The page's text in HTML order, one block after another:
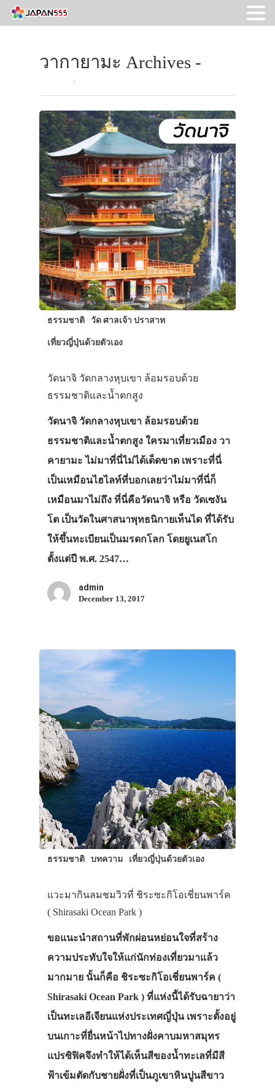
วากายามะ Archives -
ธรรมชาติ วัด ศาลเจ้า ปราสาท
เที่ยวญี่ปุ่นด้วยตัวเอง
วัดนาจิ วัดกลางหุบเขา ล้อมรอบด้วย
ธรรมชาติและน้ำตกสูง
วัดนาจิ วัดกลางหุบเขา ล้อมรอบด้วย
ธรรมชาติและน้ำตกสูง ใครมาเที่ยวเมือง วา
คายามะ ไม่มาที่นี่ไม่ได้เด็ดขาด เพราะที่นี่
เป็นเหมือนไฮไลท์ที่บอกเลยว่าไม่มาที่นี่ก็
เหมือนมาไม่ถึง ที่นี่คือวัดนาจิ หรือ วัดเซงัน
โต เป็นวัดในศาสนาพุทธนิกายเท็นได ที่ได้รับ
ให้ขึ้นทะเบียนเป็นมรดกโลก โดยยูเนสโก
ตั้งแต่ปี พ.ศ. 2547…
admin
December 13, 2017
ธรรมชาติ บทความ เที่ยวญี่ปุ่นด้วยตัวเอง
แวะมากินลมชมวิวที่ ชิระซะกิโอเชี่ยนพาร์ค
( Shirasaki Ocean Park )
ขอแนะนำสถานที่พักผ่อนหย่อนใจที่สร้าง
ความประทับใจให้แก่นักท่องเที่ยวมาแล้ว
มากมาย นั้นก็คือ ชิระซะกิโอเชี่ยนพาร์ค (
Shirasaki Ocean Park ) ที่แห่งนี้ได้รับฉายาว่า
เป็นทะเลอีเจียนแห่งประเทศญี่ปุ่น เพราะตั้งอยู่
บนเกาะที่ยื่นหน้าไปทางฝั่งคาบมหาสมุทร
แปรซิฟิคจึงทำให้ได้เห็นสีของน้ำทะเลที่มีสี
ฟ้าเข้มตัดกับชายฝั่งที่เป็นภูเขาหินปูนสีขาว
ประเทศญี่ปุ่น
เที่ยวญี่ปุ่นด้ว